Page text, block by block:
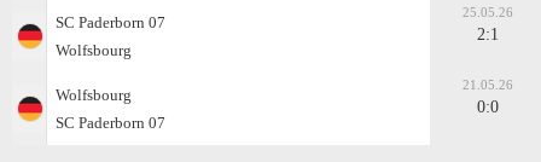
SC Paderborn 07
Wolfsbourg
25.05.26
2:1
Wolfsbourg
SC Paderborn 07
21.05.26
0:0